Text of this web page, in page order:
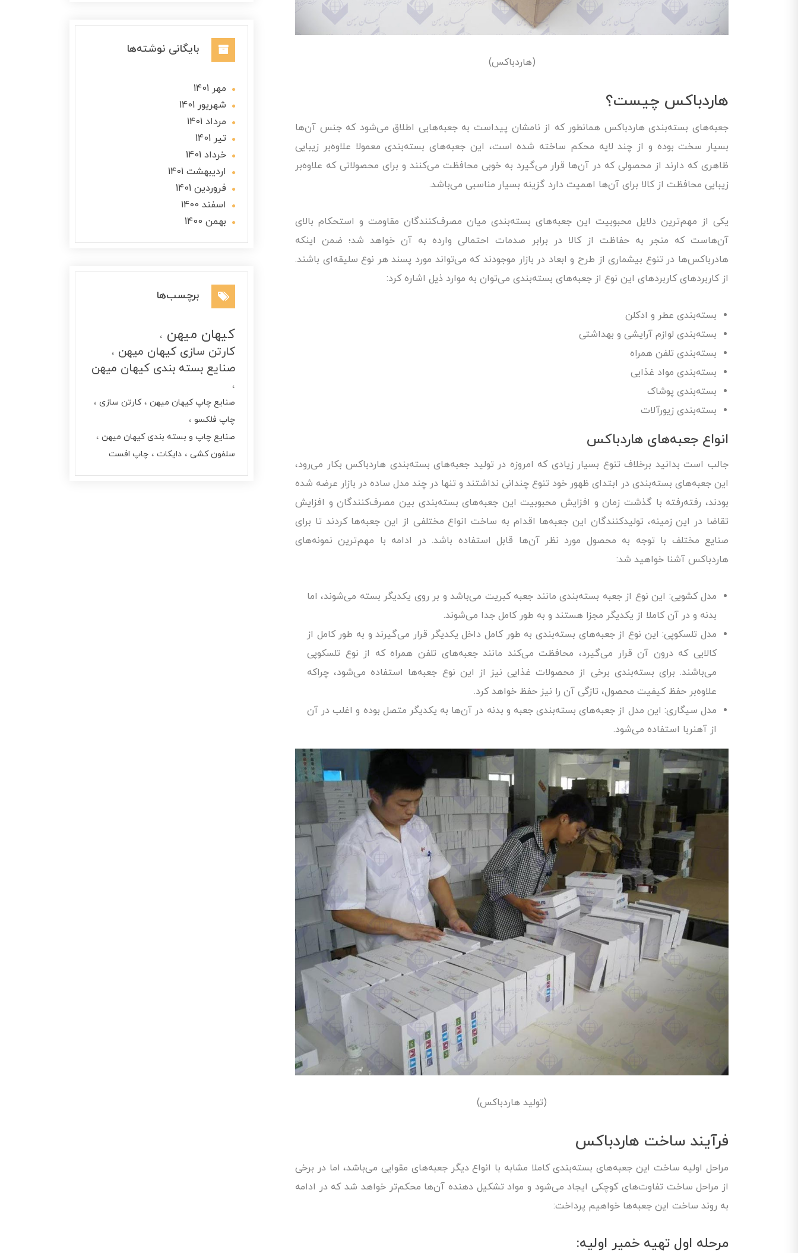
(هاردباکس)
هاردباکس چیست؟
جعبه‌های بسته‌بندی هاردباکس همانطور که از نامشان پیداست به جعبه‌هایی اطلاق می‌شود که جنس آن‌ها
بسیار سخت بوده و از چند لایه محکم ساخته شده است، این جعبه‌های بسته‌بندی معمولا علاوه‌بر زیبایی
ظاهری که دارند از محصولی که در آن‌ها قرار می‌گیرد به خوبی محافظت می‌کنند و برای محصولاتی که علاوه‌بر
زیبایی محافظت از کالا برای آن‌ها اهمیت دارد گزینه بسیار مناسبی می‌باشد.
یکی از مهم‌ترین دلایل محبوبیت این جعبه‌های بسته‌بندی میان مصرف‌کنندگان مقاومت و استحکام بالای
آن‌هاست که منجر به حفاظت از کالا در برابر صدمات احتمالی وارده به آن خواهد شد؛ ضمن اینکه
هادرباکس‌ها در تنوع بیشماری از طرح و ابعاد در بازار موجودند که می‌تواند مورد پسند هر نوع سلیقه‌ای باشند.
از کاربردهای کاربردهای این نوع از جعبه‌های بسته‌بندی می‌توان به موارد ذیل اشاره کرد:
بسته‌بندی عطر و ادکلن
بسته‌بندی لوازم آرایشی و بهداشتی
بسته‌بندی تلفن همراه
بسته‌بندی مواد غذایی
بسته‌بندی پوشاک
بسته‌بندی زیورآلات
انواع جعبه‌های هاردباکس
جالب است بدانید برخلاف تنوع بسیار زیادی که امروزه در تولید جعبه‌های بسته‌بندی هاردباکس بکار می‌رود،
این جعبه‌های بسته‌بندی در ابتدای ظهور خود تنوع چندانی نداشتند و تنها در چند مدل ساده در بازار عرضه شده
بودند، رفته‌رفته با گذشت زمان و افزایش محبوبیت این جعبه‌های بسته‌بندی بین مصرف‌کنندگان و افزایش
تقاضا در این زمینه، تولیدکنندگان این جعبه‌ها اقدام به ساخت انواع مختلفی از این جعبه‌ها کردند تا برای
صنایع مختلف با توجه به محصول مورد نظر آن‌ها قابل استفاده باشد. در ادامه با مهم‌ترین نمونه‌های
هاردباکس آشنا خواهید شد:
مدل کشویی: این نوع از جعبه بسته‌بندی مانند جعبه کبریت می‌باشد و بر روی یکدیگر بسته می‌شوند، اما
بدنه و در آن کاملا از یکدیگر مجزا هستند و به طور کامل جدا می‌شوند.
مدل تلسکوپی: این نوع از جعبه‌های بسته‌بندی به طور کامل داخل یکدیگر قرار می‌گیرند و به طور کامل از
کالایی که درون آن قرار می‌گیرد، محافظت می‌کند مانند جعبه‌های تلفن همراه که از نوع تلسکوپی
می‌باشند. برای بسته‌بندی برخی از محصولات غذایی نیز از این نوع جعبه‌ها استفاده می‌شود، چراکه
علاوه‌بر حفظ کیفیت محصول، تازگی آن را نیز حفظ خواهد کرد.
مدل سیگاری: این مدل از جعبه‌های بسته‌بندی جعبه و بدنه در آن‌ها به یکدیگر متصل بوده و اغلب در آن
از آهنربا استفاده می‌شود.
(تولید هاردباکس)
فرآیند ساخت هاردباکس
مراحل اولیه ساخت این جعبه‌های بسته‌بندی کاملا مشابه با انواع دیگر جعبه‌های مقوایی می‌باشد، اما در برخی
از مراحل ساخت تفاوت‌های کوچکی ایجاد می‌شود و مواد تشکیل دهنده آن‌ها محکم‌تر خواهد شد که در ادامه
به روند ساخت این جعبه‌ها خواهیم پرداخت:
مرحله اول تهیه خمیر اولیه:
بایگانی نوشته‌ها
مهر 1401
شهریور 1401
مرداد 1401
تير 1401
خرداد 1401
ارديبهشت 1401
فروردین 1401
اسفند 1400
بهمن 1400
برچسب‌ها
کیهان میهن
کارتن سازی کیهان میهن
صنایع بسته بندی کیهان میهن
صنایع چاپ کیهان میهن
کارتن سازی
چاپ فلکسو
صنایع چاپ و بسته بندی کیهان میهن
سلفون کشی
دایکات چاپ افست